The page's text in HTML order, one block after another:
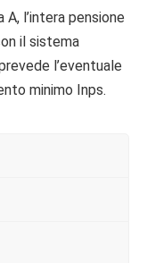
l’intera pensione
il sistema
l’eventuale
minimo Inps.